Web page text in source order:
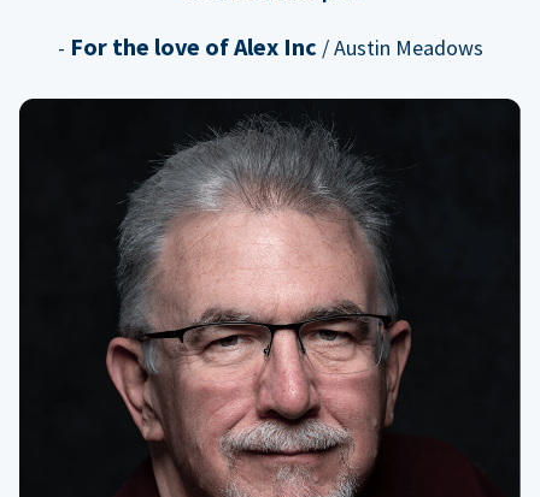
- For the love of Alex Inc / Austin Meadows